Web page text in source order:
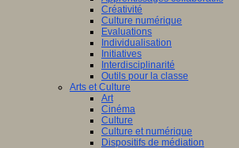
Créativité
Culture numérique
Evaluations
Individualisation
Initiatives
Interdisciplinarité
Outils pour la classe
Arts et Culture
Art
Cinéma
Culture
Culture et numérique
Dispositifs de médiation